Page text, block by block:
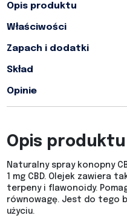
Opis produktu
Właściwości
Zapach i dodatki
Skład
Opinie
Opis produktu
Naturalny spray konopny
1 mg CBD. Olejek zawiera
terpeny i flawonoidy.
równowagę. Jest do tego
użyciu.